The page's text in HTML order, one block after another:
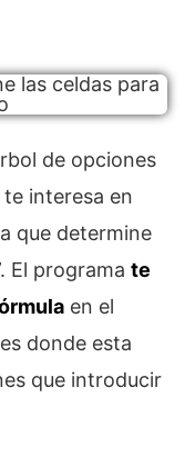
de opciones
interesa en
que determine
El programa te
en el
donde esta
que introducir